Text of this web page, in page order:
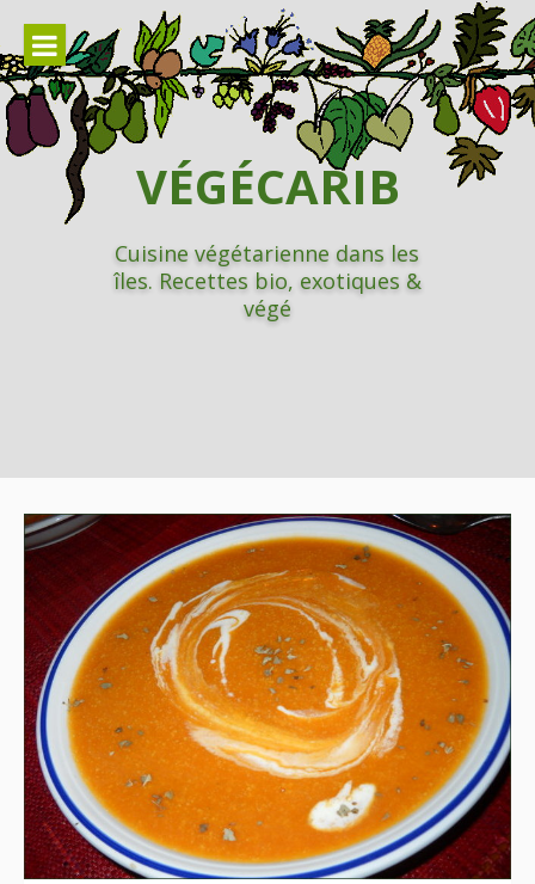
contenu
VÉGÉCARIB
Cuisine végétarienne dans les
îles. Recettes bio, exotiques &
végé